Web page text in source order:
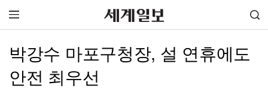
박강수 마포구청장, 설 연휴에도
안전 최우선